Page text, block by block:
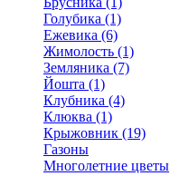
Голубика (1)
Ежевика (6)
Жимолость (1)
Земляника (7)
Йошта (1)
Клубника (4)
Клюква (1)
Крыжовник (19)
Газоны
Многолетние цветы